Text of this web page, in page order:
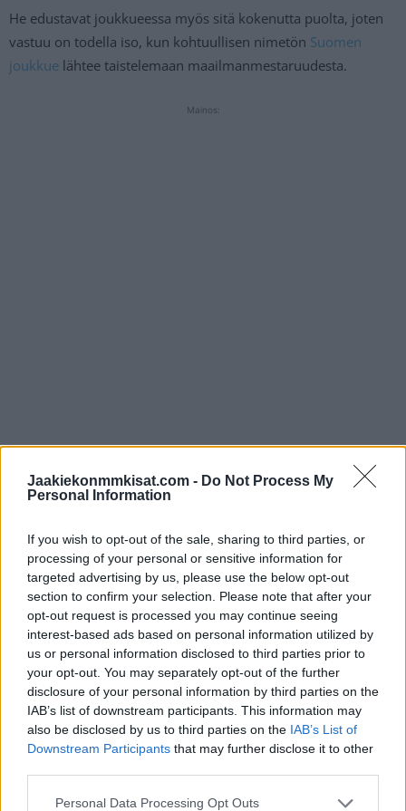
Jaakiekonmmkisat.com - Do Not Process My
Personal Information
If you wish to opt-out of the sale, sharing to third parties, or
processing of your personal or sensitive information for
targeted advertising by us, please use the below opt-out
section to confirm your selection. Please note that after your
opt-out request is processed you may continue seeing
interest-based ads based on personal information utilized by
us or personal information disclosed to third parties prior to
your opt-out. You may separately opt-out of the further
disclosure of your personal information by third parties on the
IAB’s list of downstream participants. This information may
also be disclosed by us to third parties on the IAB’s List of
Downstream Participants that may further disclose it to other
Personal Data Processing Opt Outs
He edustavat joukkueessa myös sitä kokenutta puolta, joten
vastuu on todella iso, kun kohtuullisen nimetön Suomen
joukkue lähtee taistelemaan maailmanmestaruudesta.
Mainos:
Leijonat aloittaa turnauksensa perjantai-iltana, kun vastaan
asettuu kisaisäntä Tshekki. Kiekko tippuu jäähän klo 21:20.
Edellinen artikkeli
Jukka Jalonen IS:lle: ”Kaikki
passit leimataan – NHL-apuja
ei enää tule”
Seuraava artikkeli
Leijonat ei kuulu
mestarisuosikkien joukkoon –
tässä suurimmat
voittajasuosikit